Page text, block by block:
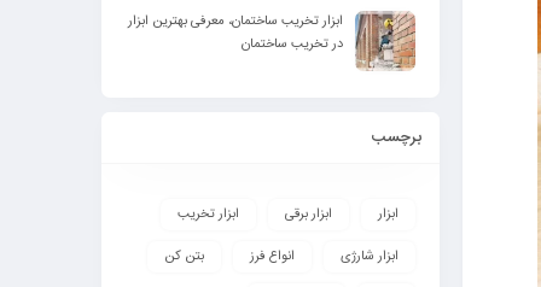
ابزار تخریب ساختمان، معرفی بهترین ابزار
در تخریب ساختمان
برچسب
ابزار ابزار برقی
ابزار تخریب
ابزار شارژی
انواع فرز
بتن کن